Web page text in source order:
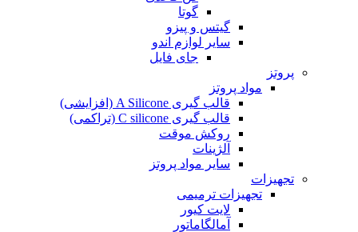
گوتا
گیتس و پیزو
سایر لوازم اندو
جای فایل
پروتز
مواد پروتز
قالب گیری A Silicone (افزایشی)
قالب گیری C silicone (تراکمی)
روکش موقت
آلژینات
سایر مواد پروتز
تجهیزات
تجهیزات ترمیمی
لایت کیور
آمالگاماتور